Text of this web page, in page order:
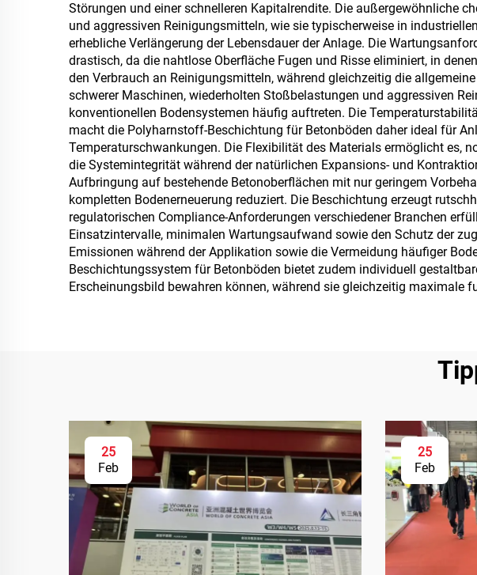
Störungen und einer schnelleren Kapitalrendite. Die außergewöhnliche
und aggressiven Reinigungsmitteln, wie sie typischerweise in
erhebliche Verlängerung der Lebensdauer der Anlage. Die
drastisch, da die nahtlose Oberfläche Fugen und Risse eliminiert, in
den Verbrauch an Reinigungsmitteln, während gleichzeitig die
schwerer Maschinen, wiederholten Stoßbelastungen und aggressiven
konventionellen Bodensystemen häufig auftreten. Die
macht die Polyharnstoff-Beschichtung für Betonböden daher ideal für
Temperaturschwankungen. Die Flexibilität des Materials ermöglicht es,
die Systemintegrität während der natürlichen Expansions- und
Aufbringung auf bestehende Betonoberflächen mit nur geringem
kompletten Bodenerneuerung reduziert. Die Beschichtung erzeugt
regulatorischen Compliance-Anforderungen verschiedener Branchen
Einsatzintervalle, minimalen Wartungsaufwand sowie den Schutz der
Emissionen während der Applikation sowie die Vermeidung häufiger
Beschichtungssystem für Betonböden bietet zudem individuell
Erscheinungsbild bewahren können, während sie gleichzeitig maximale
25
Feb
25
Feb